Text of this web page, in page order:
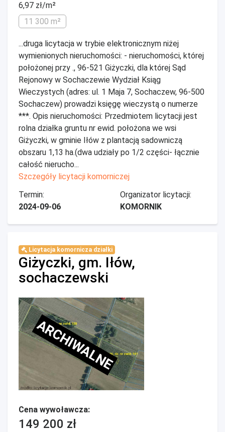
6,97 zł/m²
11 300 m²
...druga licytacja w trybie elektronicznym niżej
wymienionych nieruchomości: - nieruchomości, której
położonej przy ., 96-521 Giżyczki, dla której Sąd
Rejonowy w Sochaczewie Wydział Ksiąg
Wieczystych (adres: ul. 1 Maja 7, Sochaczew, 96-500
Sochaczew) prowadzi księgę wieczystą o numerze
***. Opis nieruchomości: Przedmiotem licytacji jest
rolna działka gruntu nr ewid. położona we wsi
Giżyczki, w gminie Iłów z plantacją sadowniczą
obszaru 1,13 ha.(dwa udziały po 1/2 części- łącznie
całość nierucho...
Szczegóły licytacji komorniczej
Termin:
2024-09-06
Organizator licytacji:
KOMORNIK
Licytacja komornicza działki
Giżyczki, gm. Iłów,
sochaczewski
ARCHIWALNE
Cena wywoławcza:
149 200 zł